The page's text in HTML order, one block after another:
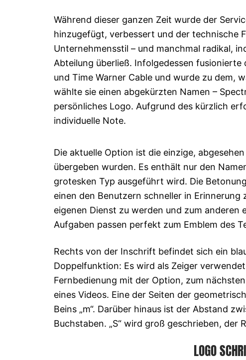
Während dieser ganzen Zeit wurde der
hinzugefügt, verbessert und der technische
Unternehmensstil – und manchmal radikal,
Abteilung überließ. Infolgedessen
und Time Warner Cable und wurde zu dem,
wählte sie einen abgekürzten Namen –
persönliches Logo. Aufgrund des kürzlich
individuelle Note.
Die aktuelle Option ist die einzige,
übergeben wurden. Es enthält nur den
grotesken Typ ausgeführt wird. Die
einen den Benutzern schneller in
eigenen Dienst zu werden und zum anderen
Aufgaben passen perfekt zum Emblem des
Rechts von der Inschrift befindet sich ein
Doppelfunktion: Es wird als Zeiger
Fernbedienung mit der Option, zum
eines Videos. Eine der Seiten der
Beins „m“. Darüber hinaus ist der Abstand
Buchstaben. „S“ wird groß geschrieben, der
LOGO